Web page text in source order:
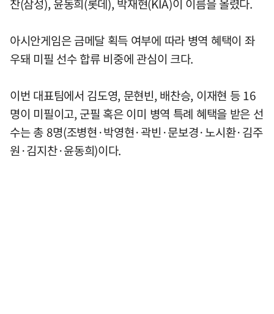
찬(삼성), 윤동희(롯데), 박재현(KIA)이 이름을 올렸다.
아시안게임은 금메달 획득 여부에 따라 병역 혜택이 좌
우돼 미필 선수 합류 비중에 관심이 크다.
이번 대표팀에서 김도영, 문현빈, 배찬승, 이재현 등 16
명이 미필이고, 군필 혹은 이미 병역 특례 혜택을 받은 선
수는 총 8명(조병현·박영현·곽빈·문보경·노시환·김주
원·김지찬·윤동희)이다.